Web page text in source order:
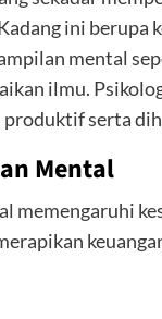
ini
mental
ilmu.
serta
Mental
memengaruhi